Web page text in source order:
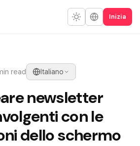
Inizia
read Italiano
newsletter
con le
dello schermo